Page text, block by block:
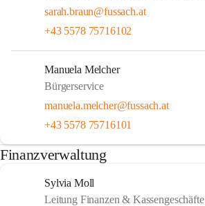
sarah.braun@fussach.at
+43 5578 75716102
Manuela Melcher
Bürgerservice
manuela.melcher@fussach.at
+43 5578 75716101
Finanzverwaltung
Sylvia Moll
Leitung Finanzen & Kassengeschäfte